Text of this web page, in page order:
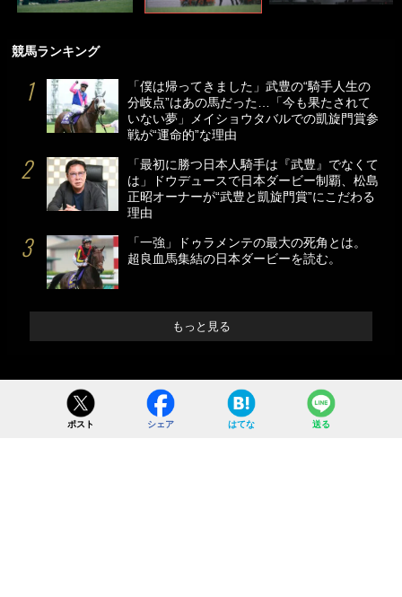
競馬ランキング
「僕は帰ってきました」武豊の“騎手人生の
分岐点”はあの馬だった…「今も果たされて
いない夢」メイショウタバルでの凱旋門賞参
戦が“運命的”な理由
「最初に勝つ日本人騎手は『武豊』でなくて
は」ドウデュースで日本ダービー制覇、松島
正昭オーナーが“武豊と凱旋門賞”にこだわる
理由
「一強」ドゥラメンテの最大の死角とは。
超良血馬集結の日本ダービーを読む。
もっと見る
ポスト シェア はてな 送る